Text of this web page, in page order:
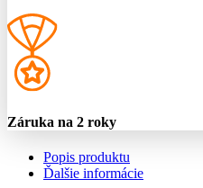
Záruka na 2 roky
Popis produktu
Ďalšie informácie